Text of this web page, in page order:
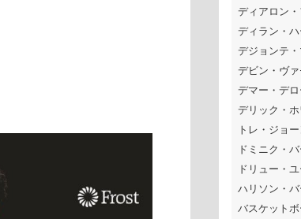
ディアロン
ディラン・
デジョンテ
デビン・ヴ
デマー・デ
デリック・ホ
トレ・ジョ
ドミニク・
ドリュー・
ハリソン・
バスケット